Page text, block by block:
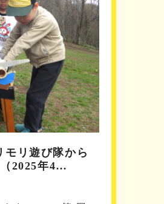
モリ遊び隊から
2025年4…